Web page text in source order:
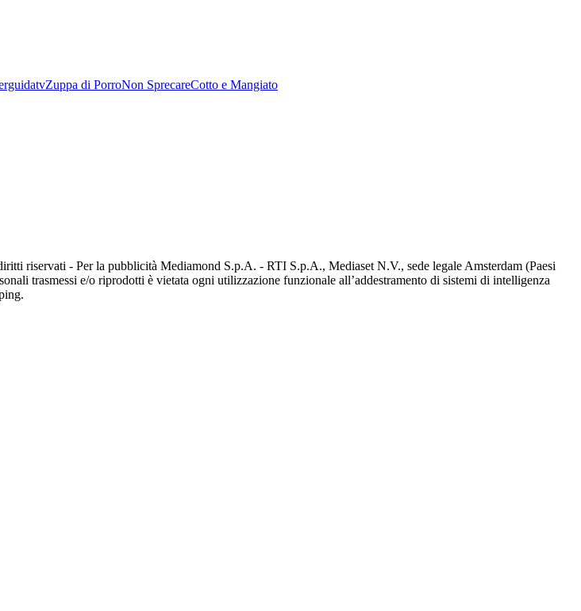
Zuppa di PorroNon SprecareCotto e Mangiato
riservati - Per la pubblicità Mediamond S.p.A. - RTI S.p.A., Mediaset N.V., sede legale Amsterdam (Paesi
trasmessi e/o riprodotti è vietata ogni utilizzazione funzionale all’addestramento di sistemi di intelligenza